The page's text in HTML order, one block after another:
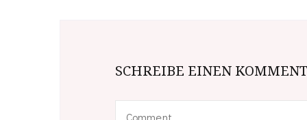
SCHREIBE EINEN